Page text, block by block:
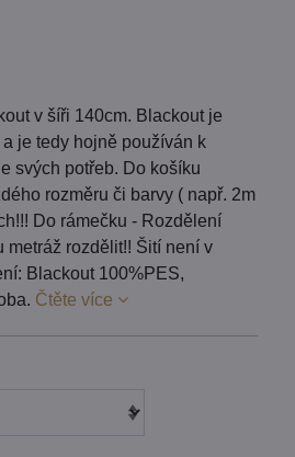
v šíři 140cm. Blackout je
je tedy hojně používán k
svých potřeb. Do košíku
rozměru či barvy ( např. 2m
Do rámečku - Rozdělení
metráž rozdělit!! Šití není v
Blackout 100%PES,
Čtěte více